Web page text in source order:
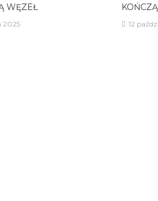
WĘZEŁ
2025 12